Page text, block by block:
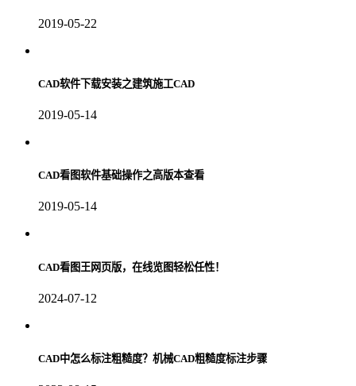
2019-05-22
CAD软件下载安装之建筑施工CAD
2019-05-14
CAD看图软件基础操作之高版本查看
2019-05-14
CAD看图王网页版，在线览图轻松任性！
2024-07-12
CAD中怎么标注粗糙度？机械CAD粗糙度标注步骤